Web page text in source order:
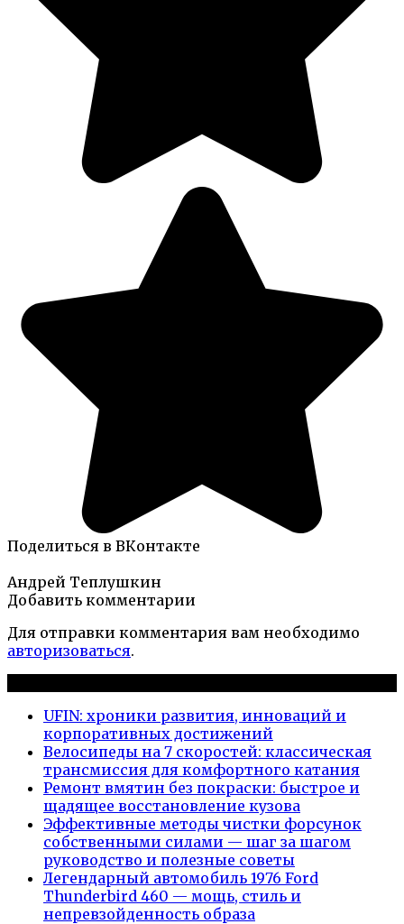
Поделиться в ВКонтакте
Андрей Теплушкин
Добавить комментарии
Для отправки комментария вам необходимо
авторизоваться.
UFIN: хроники развития, инноваций и
корпоративных достижений
Велосипеды на 7 скоростей: классическая
трансмиссия для комфортного катания
Ремонт вмятин без покраски: быстрое и
щадящее восстановление кузова
Эффективные методы чистки форсунок
собственными силами — шаг за шагом
руководство и полезные советы
Легендарный автомобиль 1976 Ford
Thunderbird 460 — мощь, стиль и
непревзойденность образа